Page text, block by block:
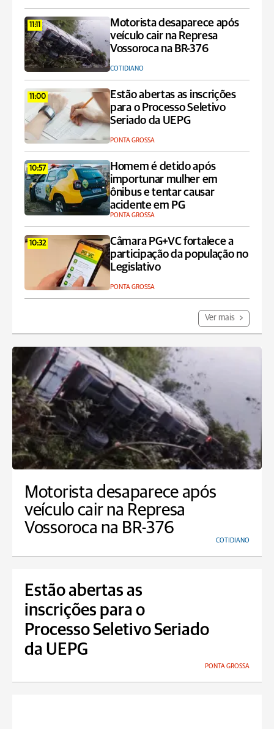
11:11
Motorista desaparece após
veículo cair na Represa
Vossoroca na BR-376
COTIDIANO
11:00
Estão abertas as inscrições
para o Processo Seletivo
Seriado da UEPG
PONTA GROSSA
10:57
Homem é detido após
importunar mulher em
ônibus e tentar causar
acidente em PG
PONTA GROSSA
10:32
Câmara PG+VC fortalece a
participação da população no
Legislativo
PONTA GROSSA
Ver mais
Motorista desaparece após
veículo cair na Represa
Vossoroca na BR-376
COTIDIANO
Estão abertas as
inscrições para o
Processo Seletivo Seriado
da UEPG
PONTA GROSSA